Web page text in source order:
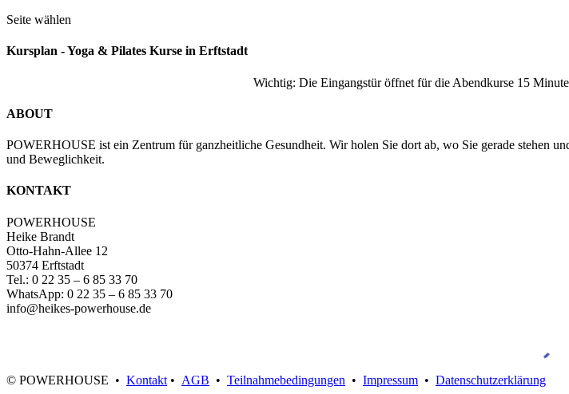
Seite wählen
Kursplan - Yoga & Pilates Kurse in Erftstadt
Wichtig: Die Eingangstür öffnet für die Abendkurse 15
ABOUT
POWERHOUSE ist ein Zentrum für ganzheitliche Gesundheit. Wir holen Sie dort ab, wo Sie gerade stehen
und Beweglichkeit.
KONTAKT
POWERHOUSE
Heike Brandt
Otto-Hahn-Allee 12
50374 Erftstadt
Tel.: 0 22 35 – 6 85 33 70
WhatsApp: 0 22 35 – 6 85 33 70
info@heikes-powerhouse.de
© POWERHOUSE • Kontakt • AGB • Teilnahmebedingungen • Impressum • Datenschutzerklärung